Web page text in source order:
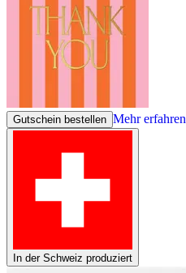
Gutschein bestellen Mehr erfahren
In der Schweiz produziert